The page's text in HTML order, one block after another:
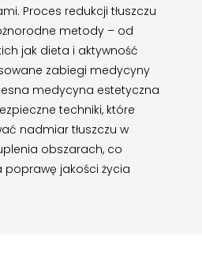
Proces redukcji tłuszczu
metody – od
jak dieta i aktywność
zabiegi medycyny
medycyna estetyczna
techniki, które
nadmiar tłuszczu w
obszarach, co
poprawę jakości życia